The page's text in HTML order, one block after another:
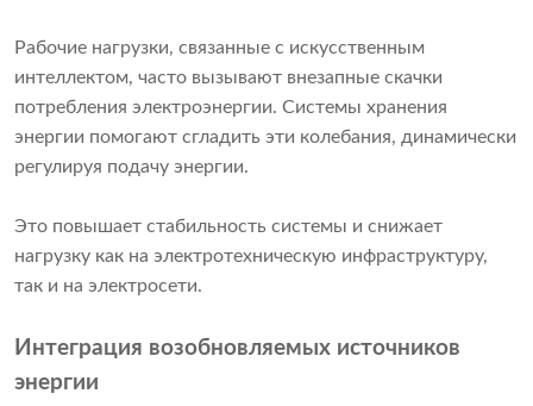
Рабочие нагрузки, связанные с искусственным
интеллектом, часто вызывают внезапные скачки
потребления электроэнергии. Системы хранения
энергии помогают сгладить эти колебания, динамически
регулируя подачу энергии.
Это повышает стабильность системы и снижает
нагрузку как на электротехническую инфраструктуру,
так и на электросети.
Интеграция возобновляемых источников
энергии